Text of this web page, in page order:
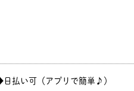
払い可（アプリで簡単♪）